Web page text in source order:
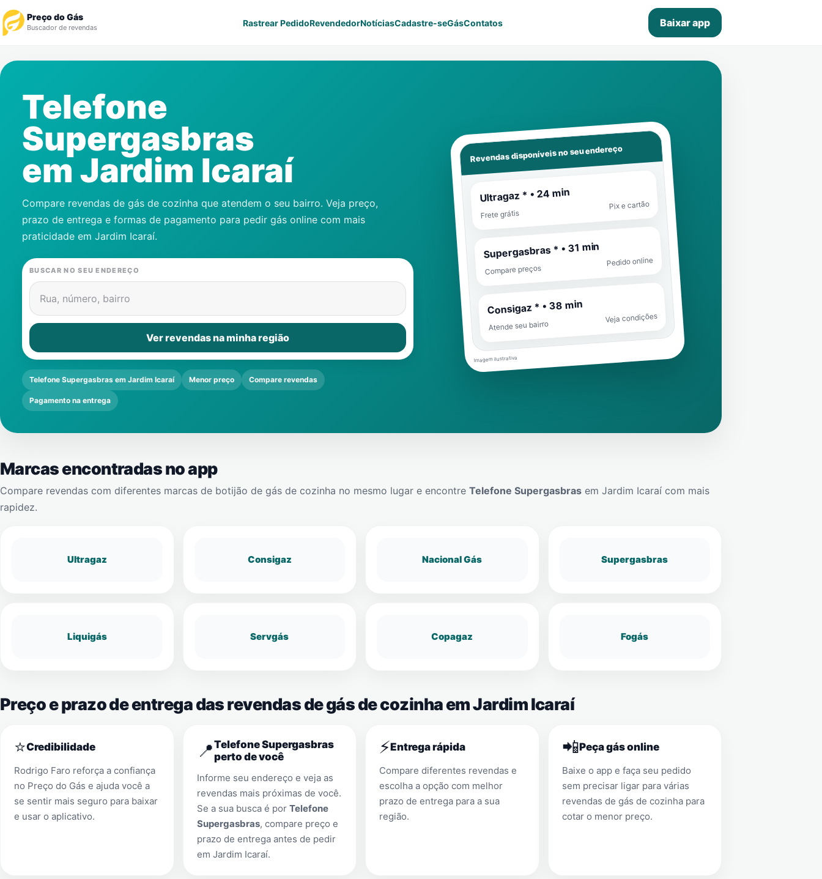
Preço do Gás
Buscador de revendas Rastrear PedidoRevendedorNotíciasCadastre-seGásContatos Baixar app
Revendedor
Notícias
Cadastre-se
Contatos
Telefone
Supergasbras
emJardim Icaraí
Compare revendas de gás de cozinha que atendem o seu bairro. Veja preço,
prazo de entrega e formas de pagamento para pedir gás online com mais
praticidade em Jardim Icaraí.
BUSCAR NO SEU ENDEREÇO
Rua, número, bairro
Ver revendas na minha região
Telefone Supergasbras em Jardim Icaraí Menor preço Compare revendas
Pagamento na entrega
Revendas disponíveis no seu endereço
Ultragaz * • 24 min
Frete grátis
Pix e cartão
Supergasbras * • 31 min
Compare preços
Pedido online
Consigaz * • 38 min
Atende seu bairro
Veja condições
Imagem ilustrativa
Marcas encontradas no app
Compare revendas com diferentes marcas de botijão de gás de cozinha no mesmo lugar e encontre Telefone Supergasbras em Jardim Icaraí com mais
rapidez.
Ultragaz Consigaz Nacional Gás Supergasbras
Liquigás Servgás Copagaz Fogás
Preço e prazo de entrega das revendas de gás de cozinha em Jardim Icaraí
⭐Credibilidade
Rodrigo Faro reforça a confiança
no Preço do Gás e ajuda você a
se sentir mais seguro para baixar
e usar o aplicativo.
📍Telefone Supergasbras
perto de você
Informe seu endereço e veja as
revendas mais próximas de você.
Se a sua busca é por Telefone
Supergasbras, compare preço e
prazo de entrega antes de pedir
em Jardim Icaraí.
⚡Entrega rápida
Compare diferentes revendas e
escolha a opção com melhor
prazo de entrega para a sua
região.
📲Peça gás online
Baixe o app e faça seu pedido
sem precisar ligar para várias
revendas de gás de cozinha para
cotar o menor preço.